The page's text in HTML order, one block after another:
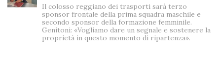
Il colosso reggiano dei trasporti sarà terzo
sponsor frontale della prima squadra maschile e
secondo sponsor della formazione femminile.
Genitoni: «Vogliamo dare un segnale e sostenere la
proprietà in questo momento di ripartenza».